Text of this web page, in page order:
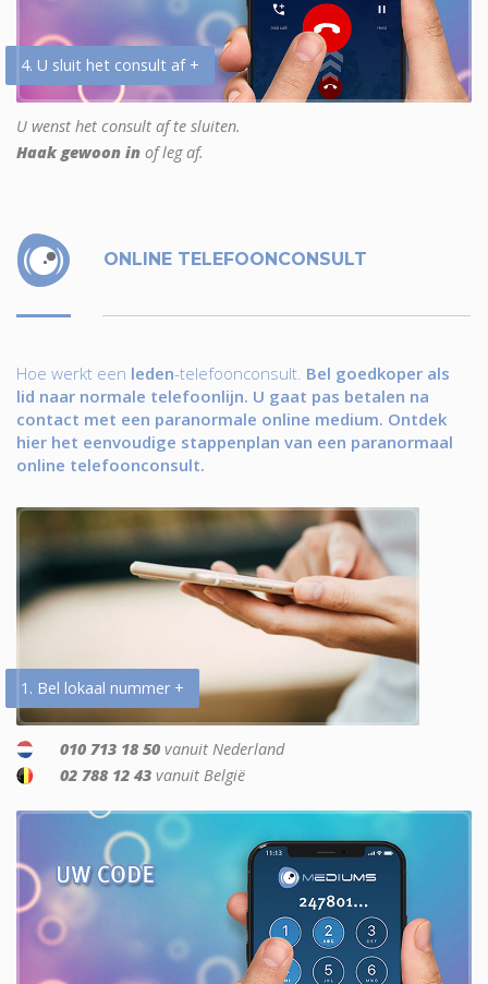
4. U sluit het consult af +
U wenst het consult af te sluiten.
Haak gewoon in of leg af.
ONLINE TELEFOONCONSULT
Hoe werkt een leden-telefoonconsult. Bel goedkoper als
lid naar normale telefoonlijn. U gaat pas betalen na
contact met een paranormale online medium. Ontdek
hier het eenvoudige stappenplan van een paranormaal
online telefoonconsult.
1. Bel lokaal nummer +
010 713 18 50 vanuit Nederland
02 788 12 43 vanuit België